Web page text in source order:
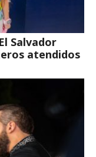
Salvador
atendidos